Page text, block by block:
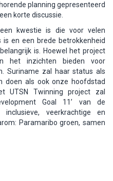
planning gepresenteerd
korte discussie.
kwestie is die voor velen
en een brede betrokkenheid
is. Hoewel het project
het inzichten bieden voor
Suriname zal haar status als
doen als ook onze hoofdstad
UTSN Twinning project zal
Goal 11’ van de
veerkrachtige en
Paramaribo groen, samen